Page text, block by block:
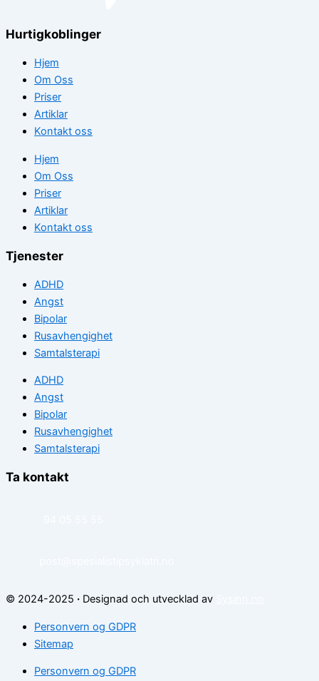
Hurtigkoblinger
Hjem
Om Oss
Priser
Artiklar
Kontakt oss
Hjem
Om Oss
Priser
Artiklar
Kontakt oss
Tjenester
ADHD
Angst
Bipolar
Rusavhengighet
Samtalsterapi
ADHD
Angst
Bipolar
Rusavhengighet
Samtalsterapi
Ta kontakt
© 2024-2025 · Designad och utvecklad av
Personvern og GDPR
Sitemap
Personvern og GDPR